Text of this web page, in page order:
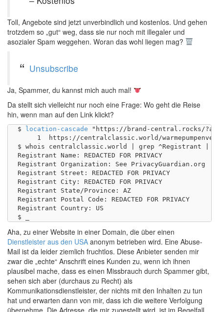
Toll, Angebote sind jetzt unverbindlich und kostenlos. Und gehen
trotzdem so „gut“ weg, dass sie nur noch mit illegaler und
asozialer Spam weggehen. Woran das wohl liegen mag?
Unsubscribe
Ja, Spammer, du kannst mich auch mal!
Da stellt sich vielleicht nur noch eine Frage: Wo geht die Reise
hin, wenn man auf den Link klickt?
$ location-cascade "https://brand-central.rocks/
     1	https://centralclassic.world/warmepumpenvergleich/qfju2d12gysqt5qa/order.php?aa=3050785220&ss=11703&ee=Z2FtbWVsZmxlaXNjaEB0YW1hZ290aGkuZGU=&a=3050785220
$ whois centralclassic.world | grep ^Registrant |
Registrant Name: REDACTED FOR PRIVACY
Registrant Organization: See PrivacyGuardian.org
Registrant Street: REDACTED FOR PRIVACY
Registrant City: REDACTED FOR PRIVACY
Registrant State/Province: AZ
Registrant Postal Code: REDACTED FOR PRIVACY
Registrant Country: US
Aha, zu einer Website in einer Domain, die über einen
Dienstleister aus den USA anonym betrieben wird. Eine Abuse-
Mail ist da leider ziemlich fruchtlos. Diese Anbieter senden mir
zwar die „echte“ Anschrift eines Kunden zu, wenn ich ihnen
plausibel mache, dass es einen Missbrauch durch Spammer gibt,
sehen sich aber (durchaus zu Recht) als
Kommunikationsdienstleister, der nichts mit den Inhalten zu tun
hat und erwarten dann von mir, dass ich die weitere Verfolgung
übernehme. Die Adresse, die mir zugestellt wird, ist im Regelfall